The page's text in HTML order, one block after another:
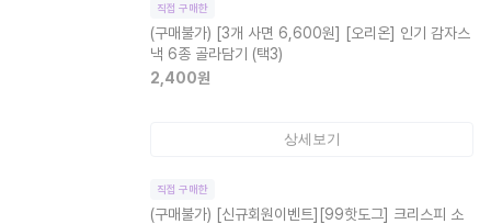
직접 구매한
(구매불가) [3개 사면 6,600원] [오리온] 인기 감자스
낵 6종 골라담기 (택3)
2,400원
상세보기
직접 구매한
(구매불가) [신규회원이벤트][99핫도그] 크리스피 소